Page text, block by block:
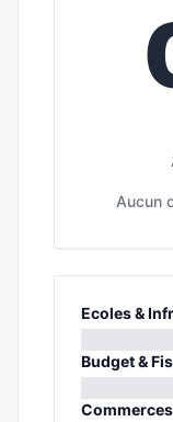
Aucun
Ecoles &
0%
Budget &
0%